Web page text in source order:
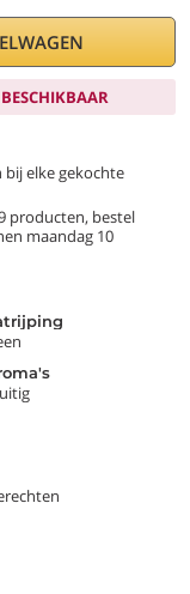
elke gekochte
producten, bestel
maandag 10